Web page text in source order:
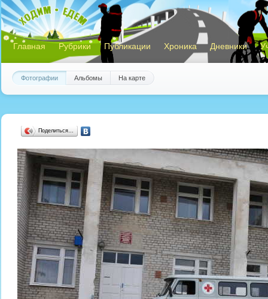
Главная Рубрики Публикации Хроника Дневники
Фотографии Альбомы На карте
Поделиться…